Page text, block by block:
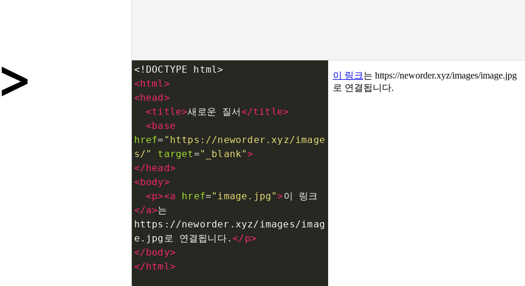
<!DOCTYPE html>
<html>
<head>
<title>새로운 질서</title>
<base
href= "https://neworder.xyz/image
s/"
target="_blank">
</head>
<body>
<p><a href="image.jpg">이 링크
</a>는
https://neworder.xyz/images/imag
e.jpg로 연결됩니다.</p>
</body>
</html>